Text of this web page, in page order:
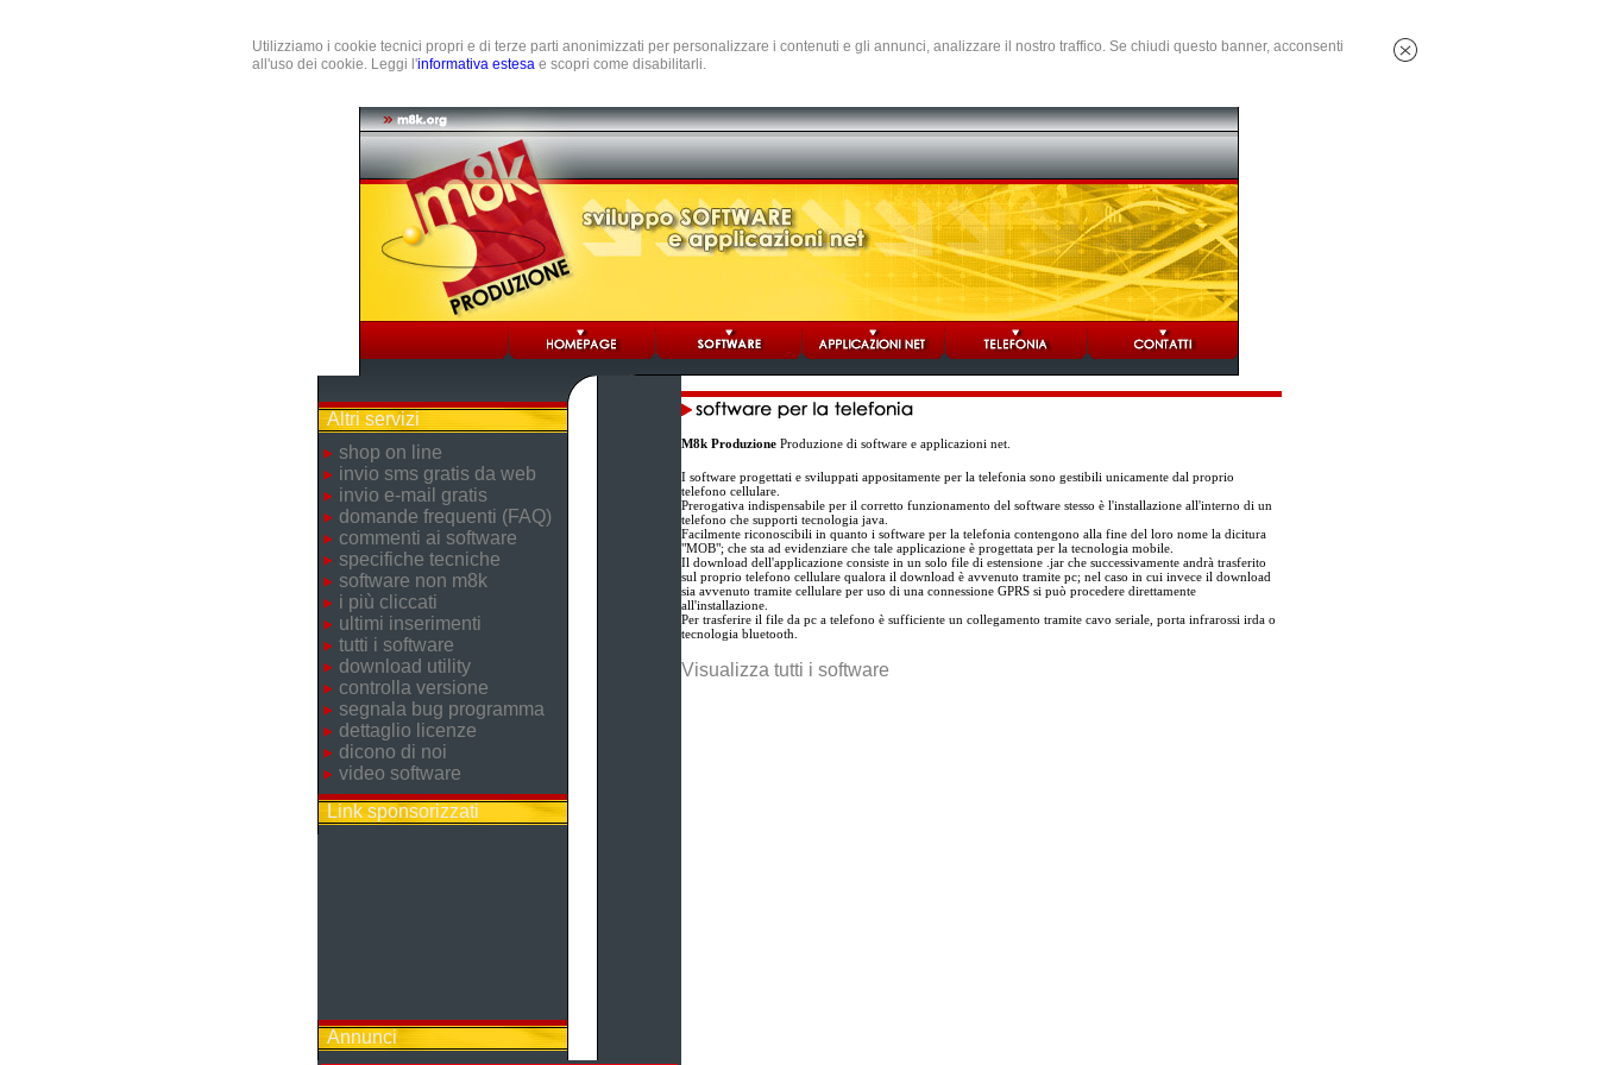
Utilizziamo i cookie tecnici propri e di terze parti anonimizzati per personalizzare i contenuti e gli annunci, analizzare il nostro traffico. Se chiudi questo banner, acconsenti
all'uso dei cookie. Leggi l'informativa estesa e scopri come disabilitarli.
Altri servizi
shop on line
invio sms gratis da web
invio e-mail gratis
domande frequenti (FAQ)
commenti ai software
specifiche tecniche
software non m8k
i più cliccati
ultimi inserimenti
tutti i software
download utility
controlla versione
segnala bug programma
dettaglio licenze
dicono di noi
video software
Link sponsorizzati
Annunci
M8k ProduzioneProduzione di software e applicazioni net.
I software progettati e sviluppati appositamente per la telefonia sono gestibili unicamente dal proprio
telefono cellulare.
Prerogativa indispensabile per il corretto funzionamento del software stesso è l'installazione all'interno di un
telefono che supporti tecnologia java.
Facilmente riconoscibili in quanto i software per la telefonia contengono alla fine del loro nome la dicitura
"MOB"; che sta ad evidenziare che tale applicazione è progettata per la tecnologia mobile.
Il download dell'applicazione consiste in un solo file di estensione .jar che successivamente andrà trasferito
sul proprio telefono cellulare qualora il download è avvenuto tramite pc; nel caso in cui invece il download
sia avvenuto tramite cellulare per uso di una connessione GPRS si può procedere direttamente
all'installazione.
Per trasferire il file da pc a telefono è sufficiente un collegamento tramite cavo seriale, porta infrarossi irda o
tecnologia bluetooth.
Visualizza tutti i software